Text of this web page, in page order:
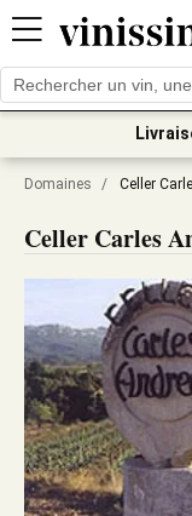
Domaines / Celler
Celler Carles